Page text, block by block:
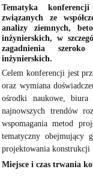
Tematyka
związanych ze
analizy ziemnych,
inżynierskich, w
zagadnienia
inżynierskich.
Celem konferencji jest
oraz wymiana
ośrodki naukowe,
najnowszych trendów
wspomagania metod
tematyczny obejmujący
projektowania
Miejsce i czas trwania